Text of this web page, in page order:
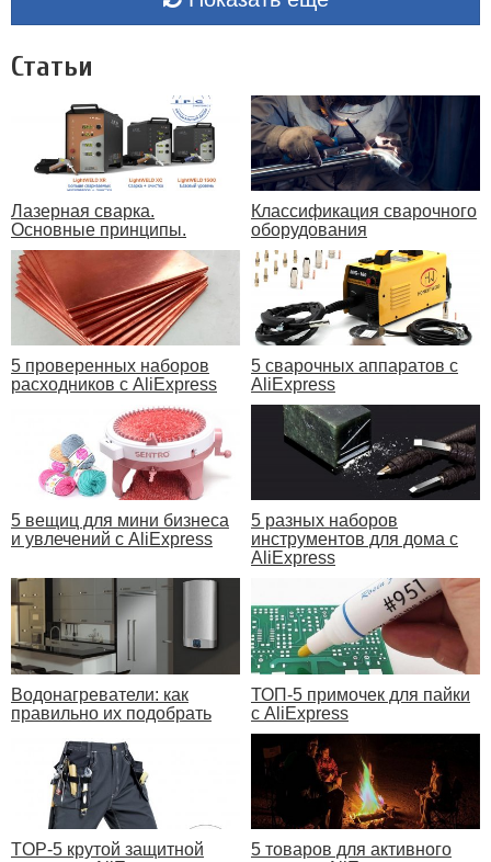
Статьи
Лазерная сварка.
Основные принципы.
Классификация сварочного
оборудования
5 проверенных наборов
расходников с AliExpress
5 сварочных аппаратов с
AliExpress
5 вещиц для мини бизнеса
и увлечений с AliExpress
5 разных наборов
инструментов для дома с
AliExpress
Водонагреватели: как
правильно их подобрать
ТОП-5 примочек для пайки
с AliExpress
TOP-5 крутой защитной
5 товаров для активного